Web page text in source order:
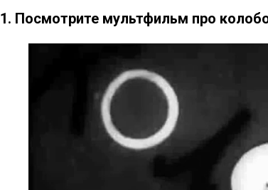
1. Посмотрите мультфильм про